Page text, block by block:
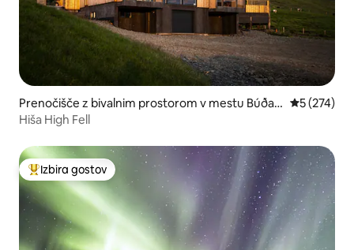
Prenočišče z bivalnim prostorom v mestu Búðar
dalur
Povprečna
5 (274)
Hiša High Fell
Najbolj priljubljena prenočišča z značko »Izbira gostov«
Izbira gostov